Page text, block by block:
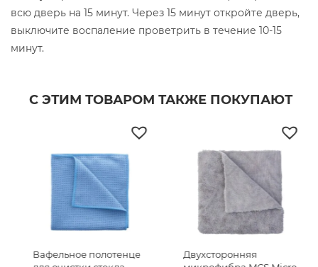
всю дверь на 15 минут. Через 15 минут откройте дверь,
выключите воспаление проветрить в течение 10-15
минут.
С ЭТИМ ТОВАРОМ ТАКЖЕ ПОКУПАЮТ
Вафельное полотенце
Двухсторонняя